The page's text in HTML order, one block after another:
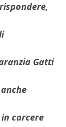
Gatti
carcere